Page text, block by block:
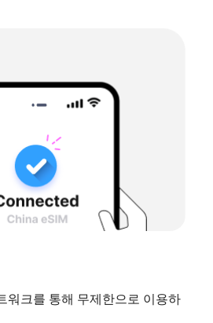
워크를 통해 무제한으로 이용하